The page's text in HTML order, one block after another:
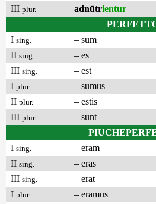
III plur. adnūtrientur
I sing.
– sum
II sing.
– es
III sing.
– est
I plur.
– sumus
II plur.
– estis
III plur.
– sunt
I sing.
– eram
II sing.
– eras
III sing.
– erat
I plur.
– eramus